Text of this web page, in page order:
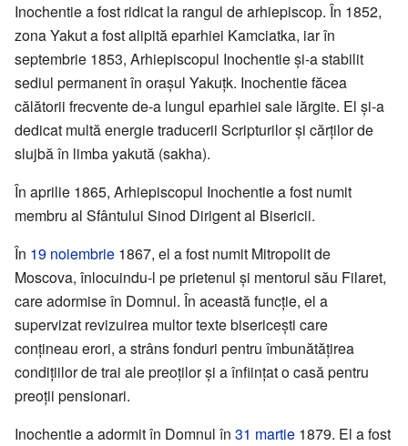
Inochentie a fost ridicat la rangul de arhiepiscop. În 1852,
zona Yakut a fost alipită eparhiei Kamciatka, iar în
septembrie 1853, Arhiepiscopul Inochentie și-a stabilit
sediul permanent în orașul Yakuțk. Inochentie făcea
călătorii frecvente de-a lungul eparhiei sale lărgite. El și-a
dedicat multă energie traducerii Scripturilor și cărților de
slujbă în limba yakută (sakha).
În aprilie 1865, Arhiepiscopul Inochentie a fost numit
membru al Sfântului Sinod Dirigent al Bisericii.
În 19 noiembrie 1867, el a fost numit Mitropolit de
Moscova, înlocuindu-l pe prietenul și mentorul său Filaret,
care adormise în Domnul. În această funcție, el a
supervizat revizuirea multor texte bisericești care
conțineau erori, a strâns fonduri pentru îmbunătățirea
condițiilor de trai ale preoților și a înființat o casă pentru
preoții pensionari.
Inochentie a adormit în Domnul în 31 martie 1879. El a fost